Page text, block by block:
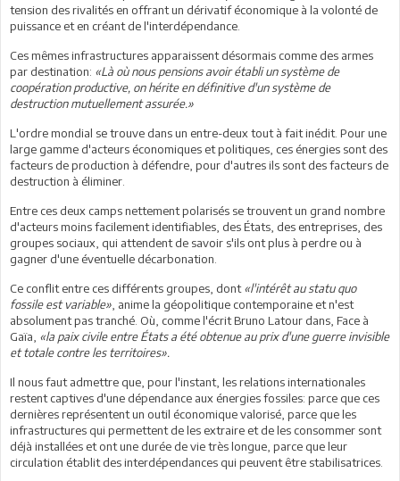
tension des rivalités en offrant un dérivatif économique à la volonté de
puissance et en créant de l'interdépendance.
Ces mêmes infrastructures apparaissent désormais comme des armes
par destination: «Là où nous pensions avoir établi un système de
coopération productive, on hérite en définitive d'un système de
destruction mutuellement assurée.»
L'ordre mondial se trouve dans un entre-deux tout à fait inédit. Pour une
large gamme d'acteurs économiques et politiques, ces énergies sont des
facteurs de production à défendre, pour d'autres ils sont des facteurs de
destruction à éliminer.
Entre ces deux camps nettement polarisés se trouvent un grand nombre
d'acteurs moins facilement identifiables, des États, des entreprises, des
groupes sociaux, qui attendent de savoir s'ils ont plus à perdre ou à
gagner d'une éventuelle décarbonation.
Ce conflit entre ces différents groupes, dont«l'intérêt au statu quo
fossile est variable» , anime la géopolitique contemporaine et n'est
absolument pas tranché. Où, comme l'écrit Bruno Latour dans, Face à
Gaïa, «la paix civile entre États a été obtenue au prix d'une guerre invisible
et totale contre les territoires».
Il nous faut admettre que, pour l'instant, les relations internationales
restent captives d'une dépendance aux énergies fossiles: parce que ces
dernières représentent un outil économique valorisé, parce que les
infrastructures qui permettent de les extraire et de les consommer sont
déjà installées et ont une durée de vie très longue, parce que leur
circulation établit des interdépendances qui peuvent être stabilisatrices.